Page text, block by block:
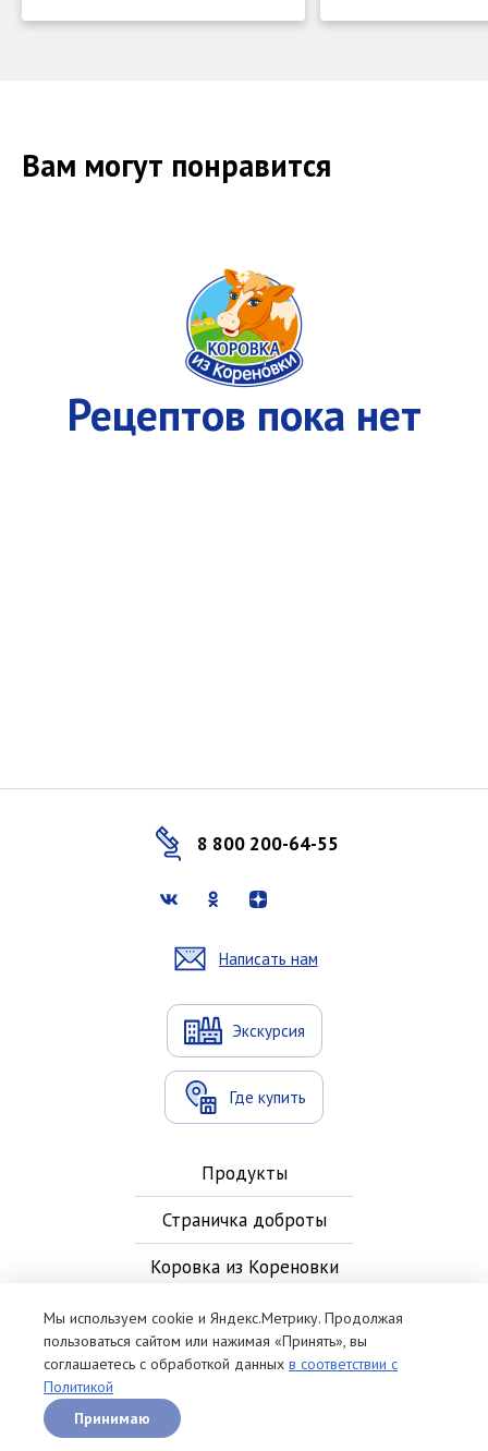
Вам могут понравится
Рецептов пока нет
8 800 200-64-55
Написать нам
Экскурсия
Где купить
Продукты
Страничка доброты
Коровка из Кореновки
Новости
Контакты
Мы используем cookie и Яндекс.Метрику. Продолжая
пользоваться сайтом или нажимая «Принять», вы
соглашаетесь с обработкой данных в соответствии с
Политикой
Принимаю